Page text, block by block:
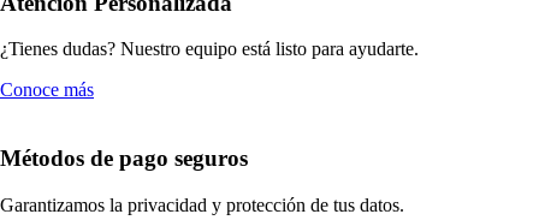
¿Tienes dudas? Nuestro equipo está listo para ayudarte.
Conoce más
Métodos de pago seguros
Garantizamos la privacidad y protección de tus datos.